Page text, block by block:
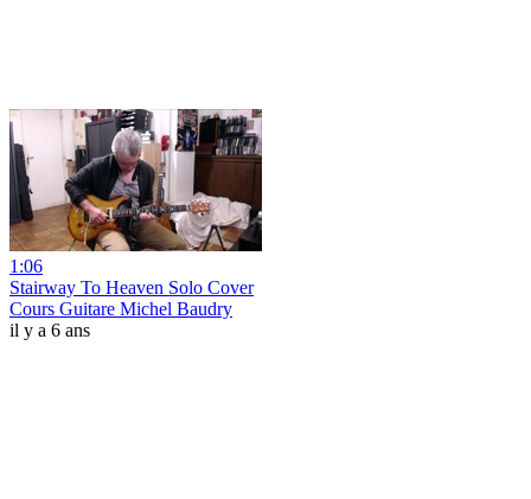
1:06
Stairway To Heaven Solo Cover
Cours Guitare Michel Baudry
il y a 6 ans